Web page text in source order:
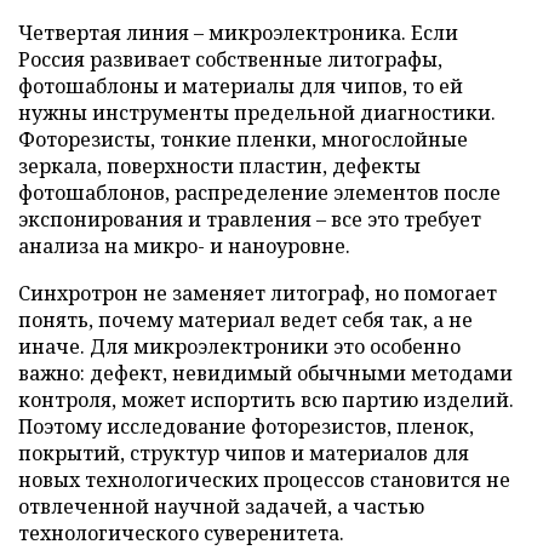
Четвертая линия – микроэлектроника. Если
Россия развивает собственные литографы,
фотошаблоны и материалы для чипов, то ей
нужны инструменты предельной диагностики.
Фоторезисты, тонкие пленки, многослойные
зеркала, поверхности пластин, дефекты
фотошаблонов, распределение элементов после
экспонирования и травления – все это требует
анализа на микро- и наноуровне.
Синхротрон не заменяет литограф, но помогает
понять, почему материал ведет себя так, а не
иначе. Для микроэлектроники это особенно
важно: дефект, невидимый обычными методами
контроля, может испортить всю партию изделий.
Поэтому исследование фоторезистов, пленок,
покрытий, структур чипов и материалов для
новых технологических процессов становится не
отвлеченной научной задачей, а частью
технологического суверенитета.